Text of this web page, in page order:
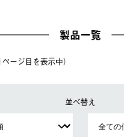
製品一覧
ージ⽬を表⽰中）
並べ替え